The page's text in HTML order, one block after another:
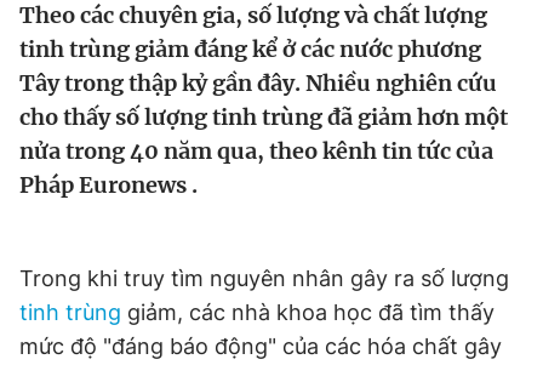
Video Magazine
Sản phẩm khác
Tiện ích
Theo các chuyên gia, số lượng và chất lượng
tinh trùng giảm đáng kể ở các nước phương
Tây trong thập kỷ gần đây. Nhiều nghiên cứu
cho thấy số lượng tinh trùng đã giảm hơn một
nửa trong 40 năm qua, theo kênh tin tức của
Pháp Euronews .
Trong khi truy tìm nguyên nhân gây ra số lượng
tinh trùng giảm, các nhà khoa học đã tìm thấy
mức độ "đáng báo động" của các hóa chất gây